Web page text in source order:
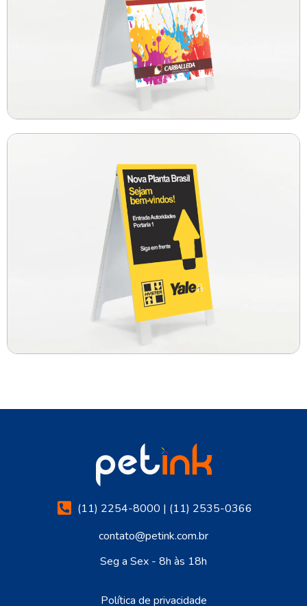
(11) 2254-8000 | (11) 2535-0366
contato@petink.com.br
Seg a Sex - 8h às 18h
Política de privacidade